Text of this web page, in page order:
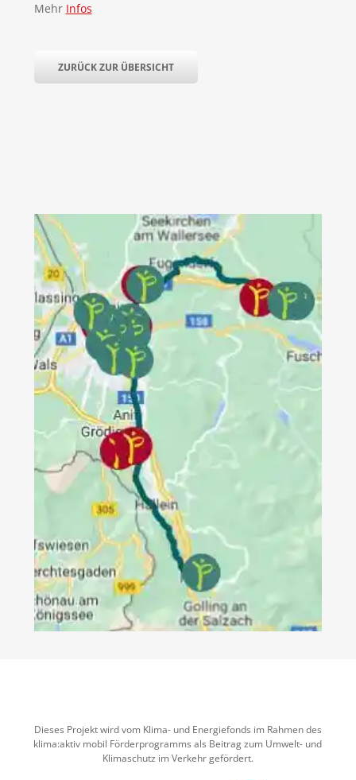
Mehr Infos
ZURÜCK ZUR ÜBERSICHT
Dieses Projekt wird vom Klima- und Energiefonds im Rahmen des
klima:aktiv mobil Förderprogramms als Beitrag zum Umwelt- und
Klimaschutz im Verkehr gefördert.